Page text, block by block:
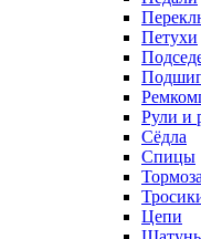
Петухи
Рули и
Сёдла
Спицы
Тормоза
Цепи